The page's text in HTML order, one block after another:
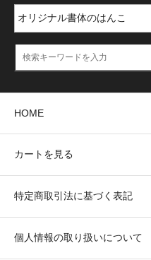
HOME
カートを見る
特定商取引法に基づく表記
個人情報の取り扱いについて